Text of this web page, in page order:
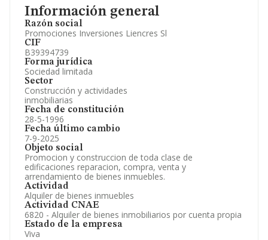
Información general
Razón social
Promociones Inversiones Liencres Sl
CIF
B39394739
Forma jurídica
Sociedad limitada
Sector
Construcción y actividades
inmobiliarias
Fecha de constitución
28-5-1996
Fecha último cambio
7-9-2025
Objeto social
Promocion y construccion de toda clase de
edificaciones reparacion, compra, venta y
arrendamiento de bienes inmuebles.
Actividad
Alquiler de bienes inmuebles
Actividad CNAE
6820 - Alquiler de bienes inmobiliarios por cuenta propia
Estado de la empresa
Viva
Información oficial y registral complementaria.